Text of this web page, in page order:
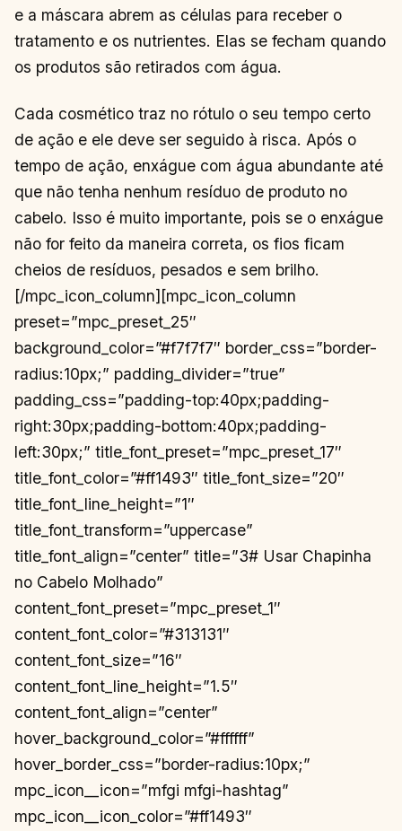
e a máscara abrem as células para receber o
tratamento e os nutrientes. Elas se fecham quando
os produtos são retirados com água.
Cada cosmético traz no rótulo o seu tempo certo
de ação e ele deve ser seguido à risca. Após o
tempo de ação, enxágue com água abundante até
que não tenha nenhum resíduo de produto no
cabelo. Isso é muito importante, pois se o enxágue
não for feito da maneira correta, os fios ficam
cheios de resíduos, pesados e sem brilho.
[/mpc_icon_column][mpc_icon_column
preset=”mpc_preset_25″
background_color=”#f7f7f7″ border_css=”border-
radius:10px;” padding_divider=”true”
padding_css=”padding-top:40px;padding-
right:30px;padding-bottom:40px;padding-
left:30px;” title_font_preset=”mpc_preset_17″
title_font_color=”#ff1493″ title_font_size=”20″
title_font_line_height=”1″
title_font_transform=”uppercase”
title_font_align=”center” title=”3# Usar Chapinha
no Cabelo Molhado”
content_font_preset=”mpc_preset_1″
content_font_color=”#313131″
content_font_size=”16″
content_font_line_height=”1.5″
content_font_align=”center”
hover_background_color=”#ffffff”
hover_border_css=”border-radius:10px;”
mpc_icon__icon=”mfgi mfgi-hashtag”
mpc_icon__icon_color=”#ff1493″